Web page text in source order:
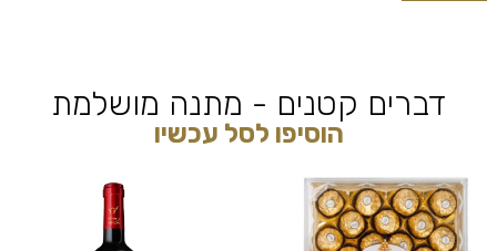
דברים קטנים - מתנה מושלמת
הוסיפו לסל עכשיו